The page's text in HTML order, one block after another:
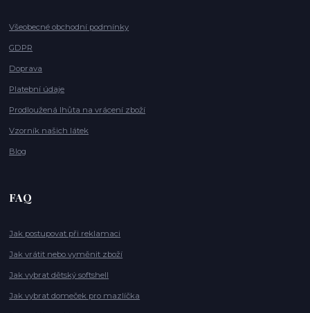
Všeobecné obchodní podmínky
GDPR
Doprava
Platební údaje
Prodloužená lhůta na vrácení zboží
Vzorník našich látek
Blog
FAQ
Jak postupovat při reklamaci
Jak vrátit nebo vyměnit zboží
Jak vybrat dětský softshell
Jak vybrat domeček pro mazlíčka